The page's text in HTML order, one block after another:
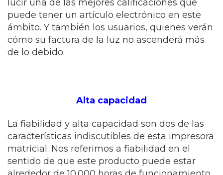
lucir una de las mejores calificaciones que
puede tener un artículo electrónico en este
ámbito. Y también los usuarios, quienes verán
cómo su factura de la luz no ascenderá más
de lo debido.
Alta capacidad
La fiabilidad y alta capacidad son dos de las
características indiscutibles de esta impresora
matricial. Nos referimos a fiabilidad en el
sentido de que este producto puede estar